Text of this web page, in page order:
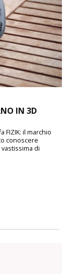
IN 3D
FIZIK: il marchio
conoscere
di